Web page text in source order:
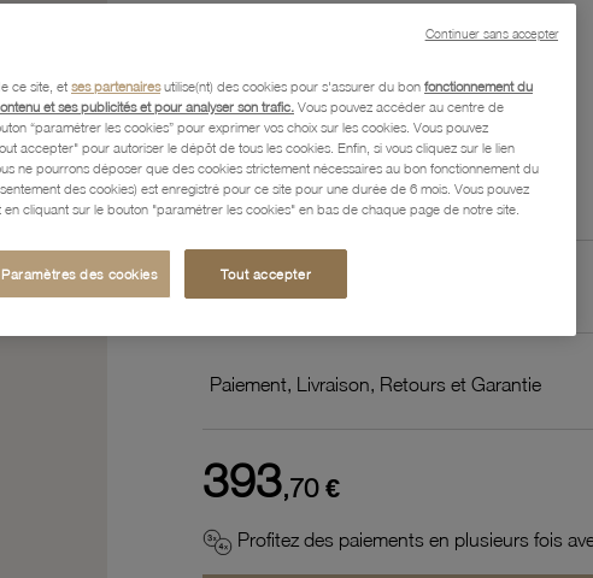
Chiara Zuliani
Référence : 36003848
Description
Caractéristiques détaillées
Paiement, Livraison, Retours et Garantie
393,70 €
Profitez des paiements en plusieurs fois
ce site, et ses partenairesutilise(nt) des cookies pour s'assurer du bon fonctionnement du
et ses publicités et pour analyser son trafic. Vous pouvez accéder au centre de
“paramétrer les cookies” pour exprimer vos choix sur les cookies. Vous pouvez
accepter" pour autoriser le dépôt de tous les cookies. Enfin, si vous cliquez sur le lien
ne pourrons déposer que des cookies strictement nécessaires au bon fonctionnement du
des cookies) est enregistré pour ce site pour une durée de 6 mois. Vous pouvez
cliquant sur le bouton "paramétrer les cookies" en bas de chaque page de notre site.
Paramètres des cookies Tout accepter
Continuer sans accepter